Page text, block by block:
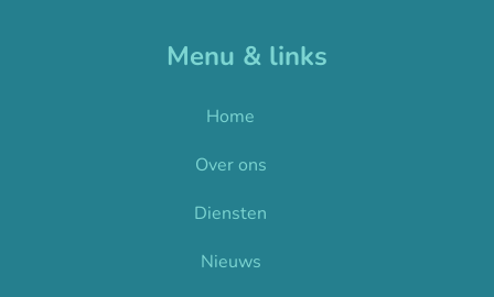
Home
Over ons
Diensten
Nieuws
Menu & links